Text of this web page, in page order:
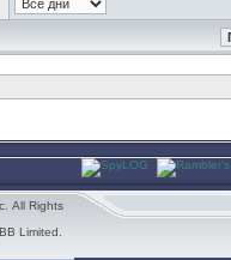
All Rights
Limited.